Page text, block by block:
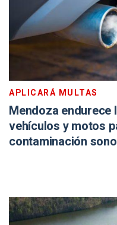
APLICARÁ MULTAS
Mendoza
vehículos y motos
contaminación